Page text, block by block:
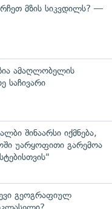
მზის სიკვდილს? —
ამაღლობელის
საჩივარი
შინაარსი იქმნება,
უარყოფითი გარემოა
გეოგრაფიულ